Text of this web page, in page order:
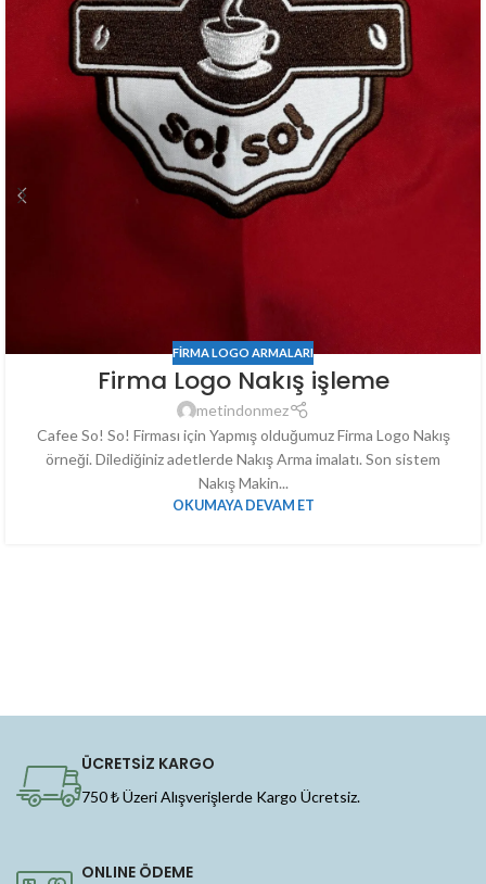
FIRMA LOGO ARMALARI
Firma Logo Nakış işleme
metindonmez
Cafee So! So! Firması için Yapmış olduğumuz Firma Logo Nakış
örneği. Dilediğiniz adetlerde Nakış Arma imalatı. Son sistem
Nakış Makin...
OKUMAYA DEVAM ET
ÜCRETSİZ KARGO
750 ₺ Üzeri Alışverişlerde Kargo Ücretsiz.
ONLINE ÖDEME